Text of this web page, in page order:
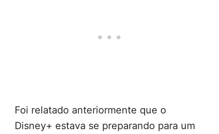
Foi relatado anteriormente que o
Disney+ estava se preparando para um